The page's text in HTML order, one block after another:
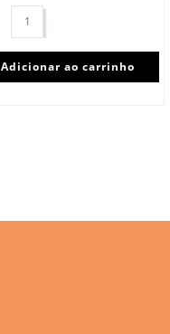
Adicionar ao carrinho